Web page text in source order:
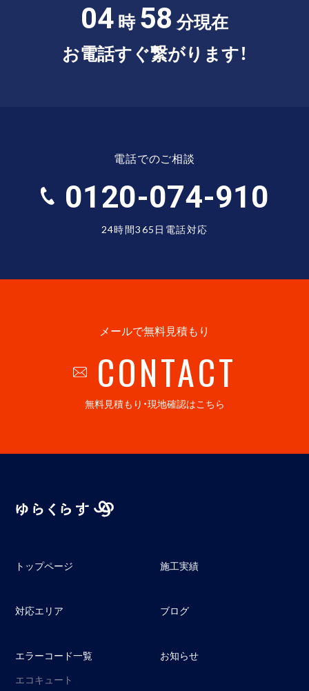
04時58 分現在
お電話すぐ繋がります！
電話でのご相談
0120-074-910
24時間365日電話対応
メールで無料見積もり
CONTACT
無料見積もり・現地確認はこちら
トップページ
対応エリア
エラーコード一覧
エコキュート
施工実績
ブログ
お知らせ